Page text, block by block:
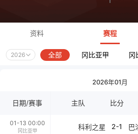
资料 赛程
2026 全部 冈比亚甲 冈
2026年01月
日期/赛事 主队 比分
01-13 00:00
冈比亚甲 科利之星 2-1 巴